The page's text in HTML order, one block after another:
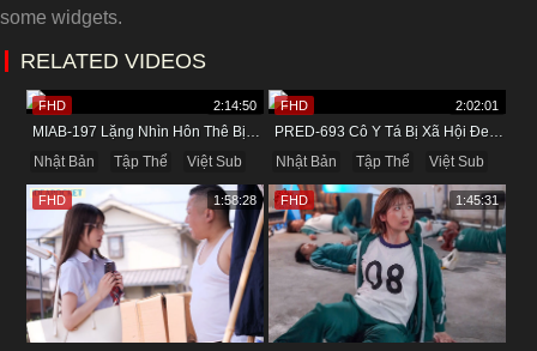
some widgets.
RELATED VIDEOS
MIAB-197 Lặng Nhìn Hôn Thê Bị Hai Thằng Anh Trai Cướp Mất
Nhật Bản
Tập Thể Việt Sub
FHD 2:14:50
PRED-693 Cô Y Tá Bị Xã Hội Đen Bắt Làm Đồ Chơi Tình Dục
Nhật Bản
Tập Thể Việt Sub
FHD 2:02:01
FHD 1:58:28 FHD 1:45:31